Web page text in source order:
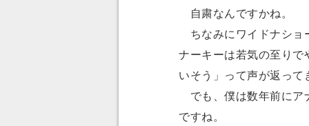
自粛なんですかね。
ちなみにワイドナショ
ナーキーは若気の至りで
いそう」って声が返って
でも、僕は数年前にア
ですね。